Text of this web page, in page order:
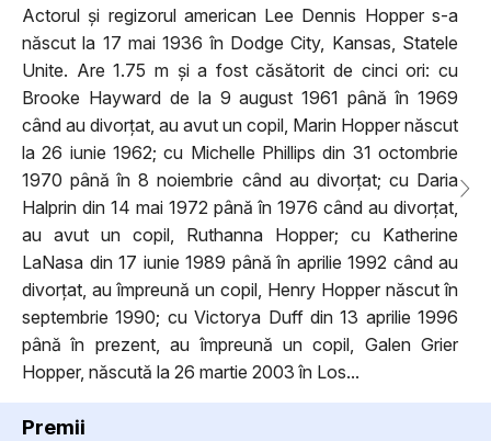
Actorul și regizorul american Lee Dennis Hopper s-a
născut la 17 mai 1936 în Dodge City, Kansas, Statele
Unite. Are 1.75 m și a fost căsătorit de cinci ori: cu
Brooke Hayward de la 9 august 1961 până în 1969
când au divorțat, au avut un copil, Marin Hopper născut
la 26 iunie 1962; cu Michelle Phillips din 31 octombrie
1970 până în 8 noiembrie când au divorțat; cu Daria
Halprin din 14 mai 1972 până în 1976 când au divorțat,
au avut un copil, Ruthanna Hopper; cu Katherine
LaNasa din 17 iunie 1989 până în aprilie 1992 când au
divorțat, au împreună un copil, Henry Hopper născut în
septembrie 1990; cu Victorya Duff din 13 aprilie 1996
până în prezent, au împreună un copil, Galen Grier
Hopper, născută la 26 martie 2003 în Los...
Premii